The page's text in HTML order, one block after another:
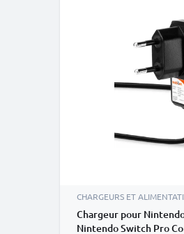
CHARGEURS ET
Chargeur pour
Nintendo Switch Pro